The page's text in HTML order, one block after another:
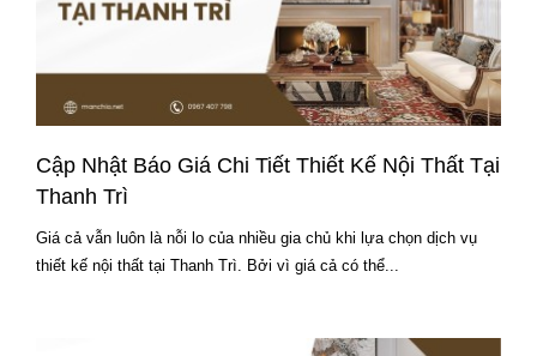
Cập Nhật Báo Giá Chi Tiết Thiết Kế Nội Thất Tại
Thanh Trì
Giá cả vẫn luôn là nỗi lo của nhiều gia chủ khi lựa chọn dịch vụ
thiết kế nội thất tại Thanh Trì. Bởi vì giá cả có thể...